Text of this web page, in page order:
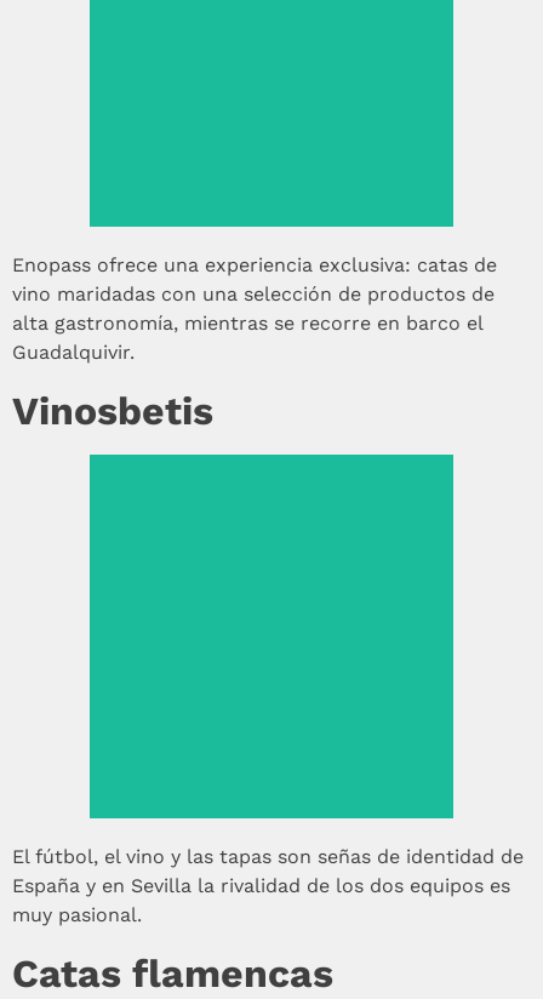
Enopass ofrece una experiencia exclusiva: catas de
vino maridadas con una selección de productos de
alta gastronomía, mientras se recorre en barco el
Guadalquivir.
Vinosbetis
El fútbol, el vino y las tapas son señas de identidad de
España y en Sevilla la rivalidad de los dos equipos es
muy pasional.
Catas flamencas